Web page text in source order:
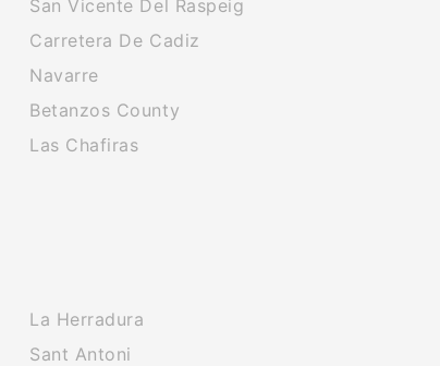
San Vicente Del Raspeig
Carretera De Cadiz
Navarre
Betanzos County
Las Chafiras
La Herradura
Sant Antoni